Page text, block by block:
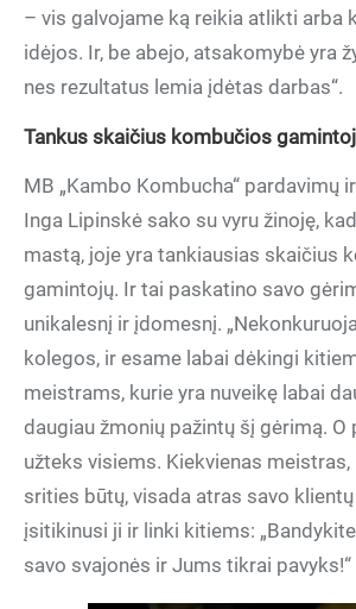
– vis galvojame ką reikia atlikti arba
idėjos. Ir, be abejo, atsakomybė yra
nes rezultatus lemia įdėtas darbas“.
Tankus skaičius kombučios
MB „Kambo Kombucha“ pardavimų
Inga Lipinskė sako su vyru žinoję,
mastą, joje yra tankiausias skaičius
gamintojų. Ir tai paskatino savo
unikalesnį ir įdomesnį.
kolegos, ir esame labai dėkingi
meistrams, kurie yra nuveikę labai
daugiau žmonių pažintų šį gėrimą. O
užteks visiems. Kiekvienas
srities būtų, visada atras savo klientų
įsitikinusi ji ir linki kitiems:
savo svajonės ir Jums tikrai pavyks!“